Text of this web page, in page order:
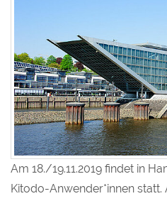
Am 18./19.11.2019 findet in
Kitodo-Anwender*innen